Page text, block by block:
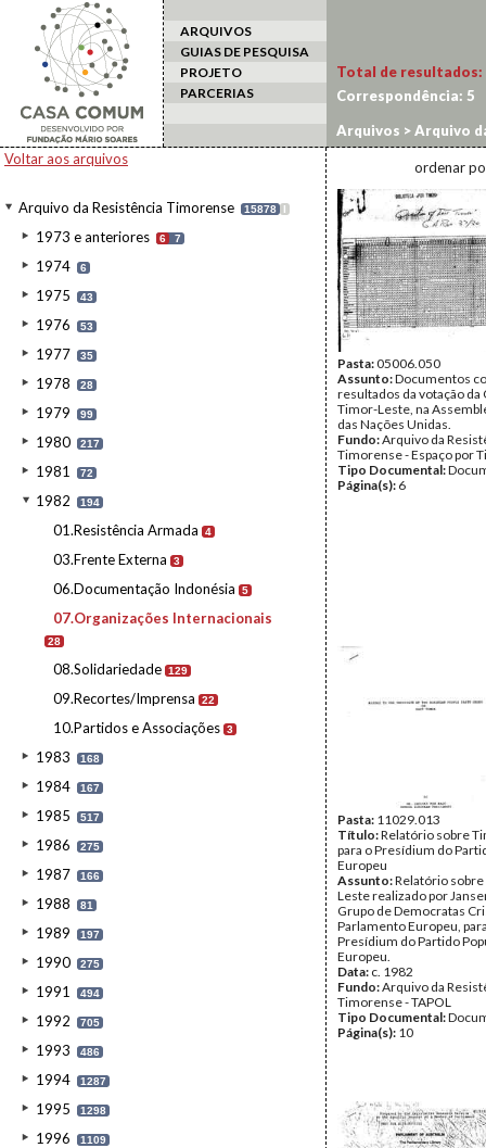
ARQUIVOS
GUIAS DE PESQUISA
PROJETO
PARCERIAS
Voltar aos arquivos
Arquivo da Resistência Timorense 15878 I
1973 e anteriores 6 7
1974 6
1975 43
1976 53
1977 35
1978 28
1979 99
1980 217
1981 72
1982 194
01.Resistência Armada 4
03.Frente Externa 3
06.Documentação Indonésia 5
07.Organizações Internacionais
28
08.Solidariedade 129
09.Recortes/Imprensa 22
10.Partidos e Associações 3
1983 168
1984 167
1985 517
1986 275
1987 166
1988 81
1989 197
1990 275
1991 494
1992 705
1993 486
1994 1287
1995 1298
1996 1109
Total de resultados:
Correspondência: 5
Arquivos >Arquivo
ordenar
Pasta:05006.050
Assunto:Documentos
resultados da votação da
Timor-Leste, na
das Nações Unidas.
Fundo:Arquivo da
Timorense - Espaço por
Tipo Documental:
Página(s): 6
Pasta: 11029.013
Título:Relatório sobre
para o Presídium do
Europeu
Assunto:Relatório
Leste realizado por
Grupo de Democratas
Parlamento Europeu,
Presídium do Partido
Europeu.
Data: c. 1982
Fundo:Arquivo da
Timorense - TAPOL
Tipo Documental:
Página(s): 10